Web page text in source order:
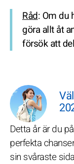
Råd: Om du
göra allt åt
försök att
Detta år är du
perfekta
sin svåraste